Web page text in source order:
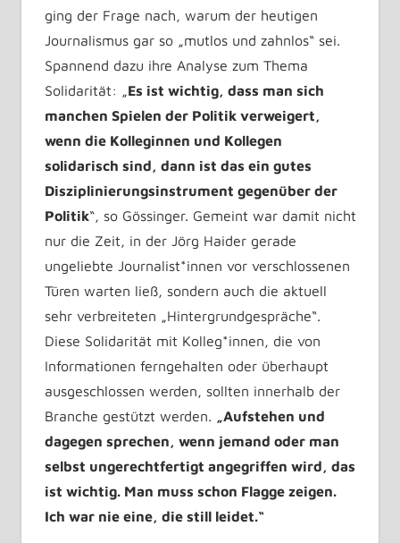
ging der Frage nach, warum der heutigen
Journalismus gar so „mutlos und zahnlos“ sei.
Spannend dazu ihre Analyse zum Thema
Solidarität: „Es ist wichtig, dass man sich
manchen Spielen der Politik verweigert,
wenn die Kolleginnen und Kollegen
solidarisch sind, dann ist das ein gutes
Disziplinierungsinstrument gegenüber der
Politik“, so Gössinger. Gemeint war damit nicht
nur die Zeit, in der Jörg Haider gerade
ungeliebte Journalist*innen vor verschlossenen
Türen warten ließ, sondern auch die aktuell
sehr verbreiteten „Hintergrundgespräche“.
Diese Solidarität mit Kolleg*innen, die von
Informationen ferngehalten oder überhaupt
ausgeschlossen werden, sollten innerhalb der
Branche gestützt werden. „Aufstehen und
dagegen sprechen, wenn jemand oder man
selbst ungerechtfertigt angegriffen wird, das
ist wichtig. Man muss schon Flagge zeigen.
Ich war nie eine, die still leidet.“